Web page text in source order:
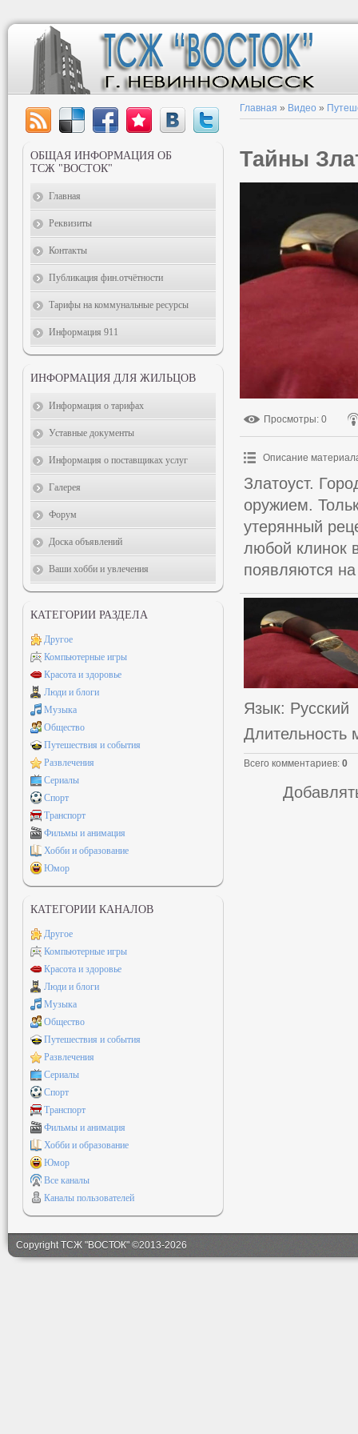
Главная » Видео »
Тайны
Просмотры: 0
Описание
Златоуст.
оружием.
утерянный
любой клинок
появляются
Язык: Русский
Длительность
Всего комментариев: 0
ОБЩАЯ ИНФОРМАЦИЯ ОБ
ТСЖ "ВОСТОК"
Главная
Реквизиты
Контакты
Публикация фин.отчётности
Тарифы на коммунальные ресурсы
Информация 911
ИНФОРМАЦИЯ ДЛЯ ЖИЛЬЦОВ
Информация о тарифах
Уставные документы
Информация о поставщиках услуг
Галерея
Форум
Доска объявлений
Ваши хобби и увлечения
КАТЕГОРИИ РАЗДЕЛА
Другое
Компьютерные игры
Красота и здоровье
Люди и блоги
Музыка
Общество
Путешествия и события
Развлечения
Сериалы
Спорт
Транспорт
Фильмы и анимация
Хобби и образование
Юмор
КАТЕГОРИИ КАНАЛОВ
Другое
Компьютерные игры
Красота и здоровье
Люди и блоги
Музыка
Общество
Путешествия и события
Развлечения
Сериалы
Спорт
Транспорт
Фильмы и анимация
Хобби и образование
Юмор
Все каналы
Каналы пользователей
Copyright ТСЖ "ВОСТОК" ©2013-2026